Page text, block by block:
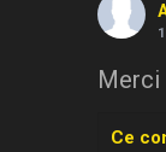
Merci
Ce